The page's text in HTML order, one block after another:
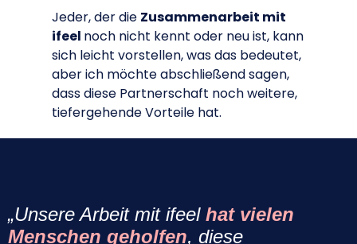
Jeder, der die Zusammenarbeit mit
ifeel noch nicht kennt oder neu ist, kann
sich leicht vorstellen, was das bedeutet,
aber ich möchte abschließend sagen,
dass diese Partnerschaft noch weitere,
tiefergehende Vorteile hat.
„Unsere Arbeit mit ifeelhat vielen
Menschen geholfen, diese